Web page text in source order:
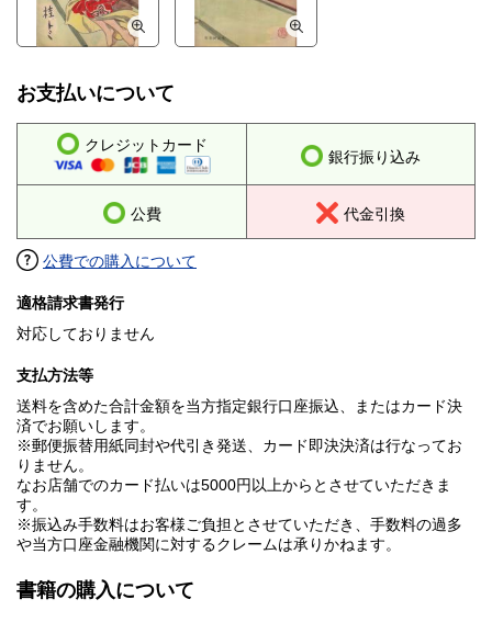
お支払いについて
クレジットカード
銀行振り込み
公費 代金引換
公費での購入について
適格請求書発行
対応しておりません
支払方法等
送料を含めた合計金額を当方指定銀行口座振込、またはカード決
済でお願いします。
※郵便振替用紙同封や代引き発送、カード即決決済は行なってお
りません。
なお店舗でのカード払いは5000円以上からとさせていただきま
す。
※振込み手数料はお客様ご負担とさせていただき、手数料の過多
や当方口座金融機関に対するクレームは承りかねます。
書籍の購入について